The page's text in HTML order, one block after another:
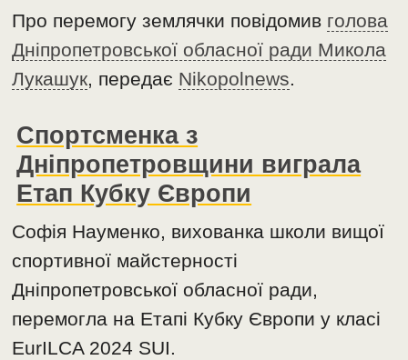
Про перемогу землячки повідомив голова
Дніпропетровської обласної ради Микола
Лукашук, передає Nikopolnews.
Спортсменка з
Дніпропетровщини виграла
Етап Кубку Європи
Софія Науменко, вихованка школи вищої
спортивної майстерності
Дніпропетровської обласної ради,
перемогла на Етапі Кубку Європи у класі
EurILCA 2024 SUI.